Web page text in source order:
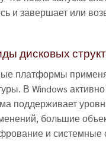
и завершает или
дисковых
платформы
В Windows
поддерживает
большие
и системные